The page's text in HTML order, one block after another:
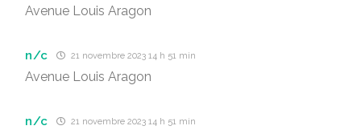
Avenue Louis Aragon
n/c 21 novembre 2023 14 h 51 min
Avenue Louis Aragon
n/c 21 novembre 2023 14 h 51 min